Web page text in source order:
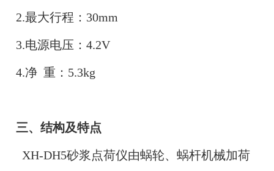
2.最大行程：30mm
3.电源电压：4.2V
4.净 重：5.3kg
三、结构及特点
XH-DH5砂浆点荷仪由蜗轮、蜗杆机械加荷